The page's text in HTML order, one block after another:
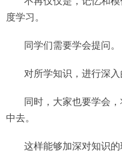
度学习。
同学们需要学会提问。
对所学知识，进行深入
同时，大家也要学会
中去。
这样能够加深对知识